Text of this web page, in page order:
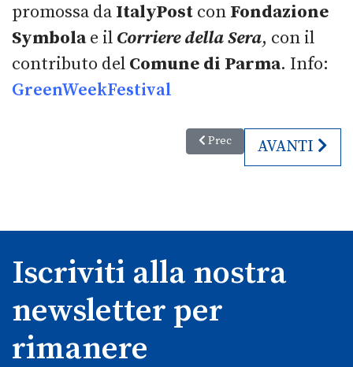
promossa da ItalyPost con Fondazione
Symbolae il Corriere della Sera, con il
contributo del Comune di Parma. Info:
GreenWeekFestival
Articolo precedente: 39ª
Prec ARTICOLO
AVANTI
Iscriviti alla nostra
newsletter per
rimanere